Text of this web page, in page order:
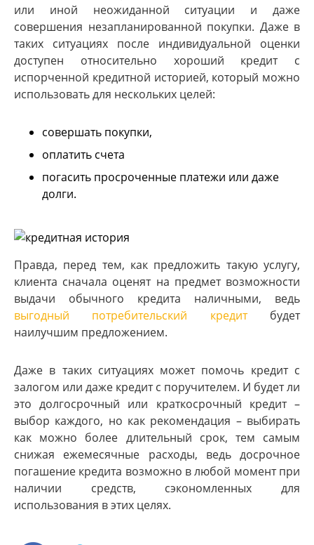
или иной неожиданной ситуации и даже
совершения незапланированной покупки. Даже в
таких ситуациях после индивидуальной оценки
доступен относительно хороший кредит с
испорченной кредитной историей, который можно
использовать для нескольких целей:
совершать покупки,
оплатить счета
погасить просроченные платежи или даже
долги.
Правда, перед тем, как предложить такую ​​услугу,
клиента сначала оценят на предмет возможности
выдачи обычного кредита наличными, ведь
выгодный потребительский кредитбудет
наилучшим предложением.
Даже в таких ситуациях может помочь кредит с
залогом или даже кредит с поручителем. И будет ли
это долгосрочный или краткосрочный кредит –
выбор каждого, но как рекомендация – выбирать
как можно более длительный срок, тем самым
снижая ежемесячные расходы, ведь досрочное
погашение кредита возможно в любой момент при
наличии средств, сэкономленных для
использования в этих целях.